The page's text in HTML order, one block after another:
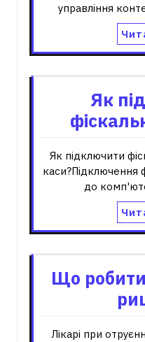
управління
Як
Як підключити
каси?Підключення
до
Що
Лікарі при